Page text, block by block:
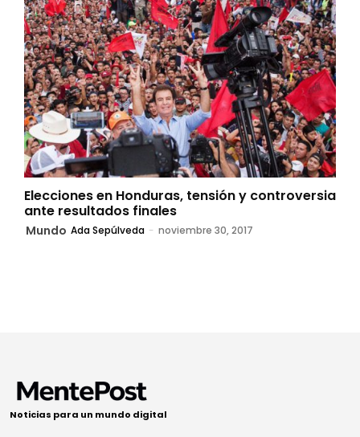
Elecciones en Honduras, tensión y controversia
ante resultados finales
Mundo Ada Sepúlveda - noviembre 30, 2017
Noticias para un mundo digital